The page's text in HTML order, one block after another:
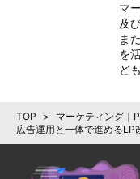
マ
及
ま
を
ど
TOP > マーケティング｜
広告運用と一体で進めるLP